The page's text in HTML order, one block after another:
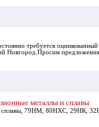
требуется
Новгород.Просим
металлы и сплавы
сплавы, 79НМ, 80НХС, 29НК,